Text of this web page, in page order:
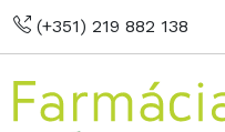
(+351) 219 882 138